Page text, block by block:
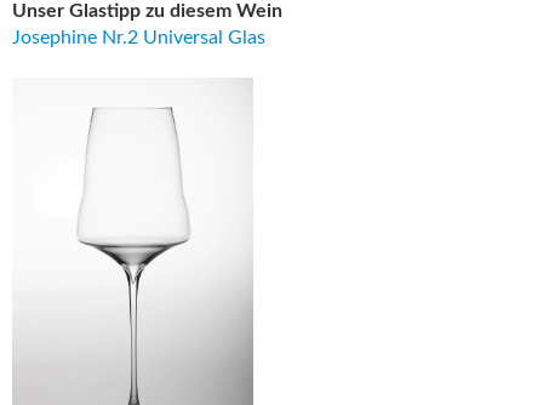
Unser Glastipp zu diesem Wein
Josephine Nr.2 Universal Glas